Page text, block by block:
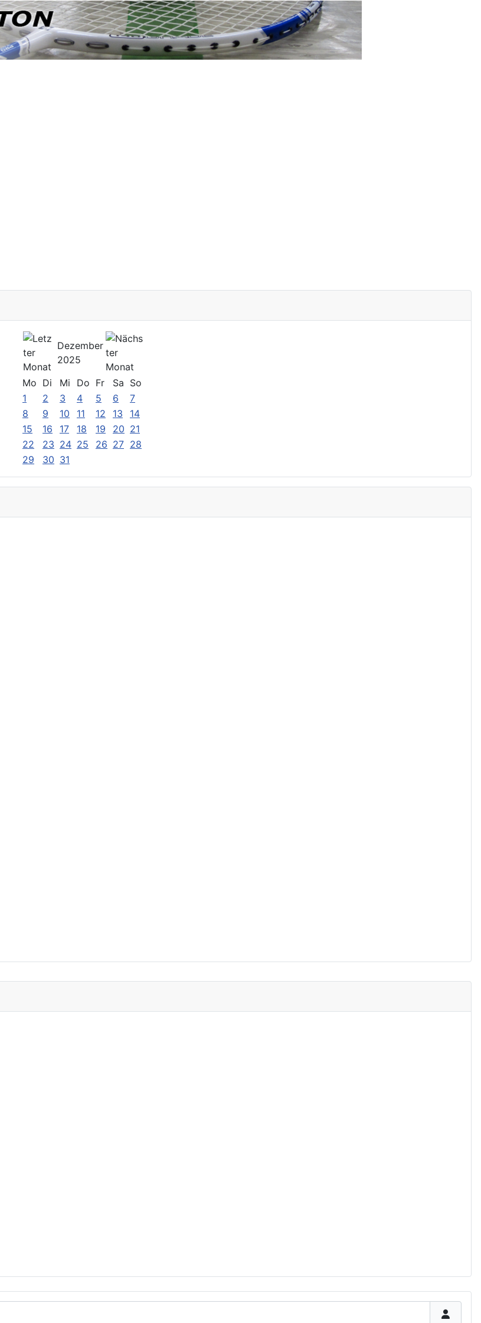
Dezember
2025
Mo Di Mi Do Fr Sa So
1
2 3 4 5 6
7
8
9 10 11 12 13
14
15
16 17 18 19 20 21
22
23 24 25 26 27 28
29
30 31